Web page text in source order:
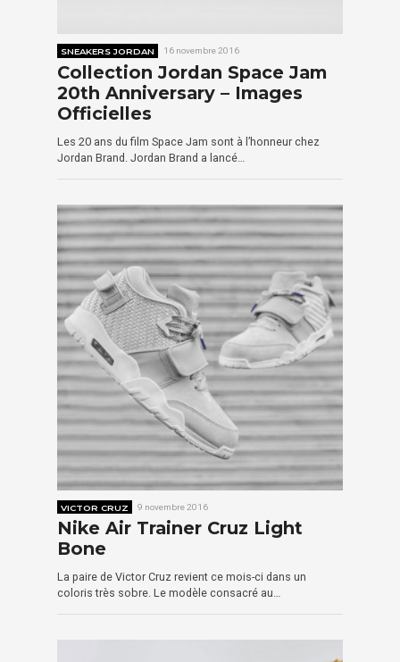
SNEAKERS JORDAN 16 novembre 2016
Collection Jordan Space Jam
20th Anniversary – Images
Officielles
Les 20 ans du film Space Jam sont à l’honneur chez
Jordan Brand. Jordan Brand a lancé…
VICTOR CRUZ 9 novembre 2016
Nike Air Trainer Cruz Light
Bone
La paire de Victor Cruz revient ce mois-ci dans un
coloris très sobre. Le modèle consacré au…